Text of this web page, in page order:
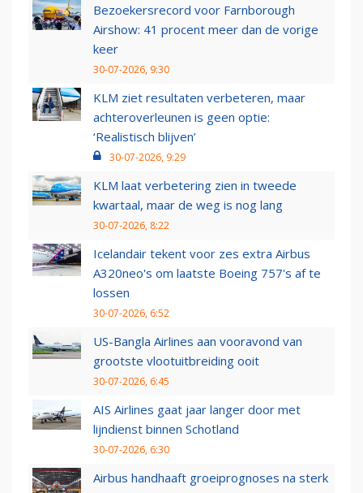
Bezoekersrecord voor Farnborough
Airshow: 41 procent meer dan de vorige
keer
30-07-2026, 9:30
KLM ziet resultaten verbeteren, maar
achteroverleunen is geen optie:
‘Realistisch blijven’
30-07-2026, 9:29
KLM laat verbetering zien in tweede
kwartaal, maar de weg is nog lang
30-07-2026, 8:22
Icelandair tekent voor zes extra Airbus
A320neo's om laatste Boeing 757's af te
lossen
30-07-2026, 6:52
US-Bangla Airlines aan vooravond van
grootste vlootuitbreiding ooit
30-07-2026, 6:45
AIS Airlines gaat jaar langer door met
lijndienst binnen Schotland
30-07-2026, 6:30
Airbus handhaaft groeiprognoses na sterk